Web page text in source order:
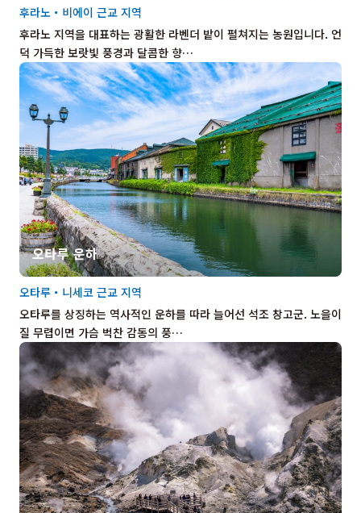
후라노 지역을 대표하는 광활한 라벤더 밭이 펼쳐지는 농원입니다. 언
덕 가득한 보랏빛 풍경과 달콤한 향…
후라노・비에이 근교 지역
오타루 운하
오타루를 상징하는 역사적인 운하를 따라 늘어선 석조 창고군. 노을이
질 무렵이면 가슴 벅찬 감동의 풍…
오타루・니세코 근교 지역